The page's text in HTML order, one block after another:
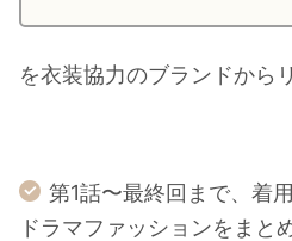
を衣装協力のブランドから
第1話〜最終回まで、着
ドラマファッションをまと